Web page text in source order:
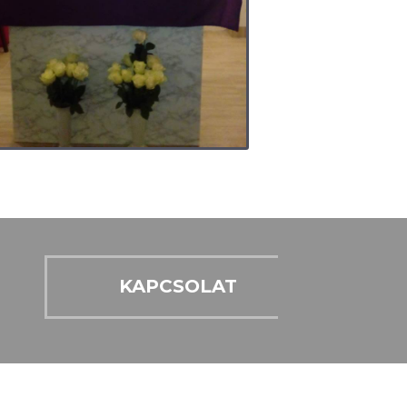
KAPCSOLAT